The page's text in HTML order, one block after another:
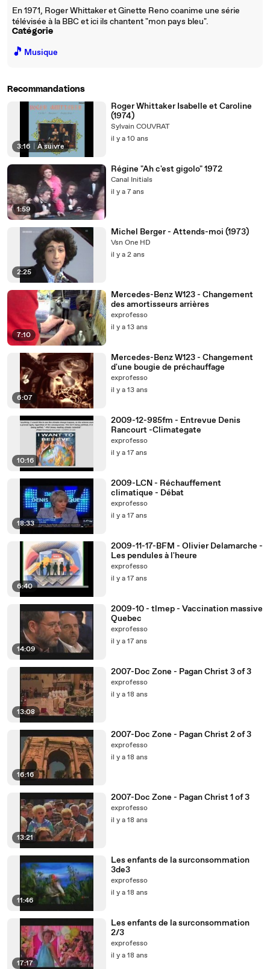
En 1971, Roger Whittaker et Ginette Reno coanime une série
télévisée à la BBC et ici ils chantent "mon pays bleu".
Catégorie
🎵 Musique
Recommandations
3:16 À suivre
Roger Whittaker Isabelle et Caroline
(1974)
Sylvain COUVRAT
il y a 10 ans
1:59
Régine "Ah c'est gigolo" 1972
Canal Initials
il y a 7 ans
2:25
Michel Berger - Attends-moi (1973)
Vsn One HD
il y a 2 ans
7:10
Mercedes-Benz W123 - Changement
des amortisseurs arrières
exprofesso
il y a 13 ans
6:07
Mercedes-Benz W123 - Changement
d'une bougie de préchauffage
exprofesso
il y a 13 ans
10:16
2009-12-985fm - Entrevue Denis
Rancourt -Climategate
exprofesso
il y a 17 ans
18:33
2009-LCN - Réchauffement
climatique - Débat
exprofesso
il y a 17 ans
6:40
2009-11-17-BFM - Olivier Delamarche -
Les pendules à l'heure
exprofesso
il y a 17 ans
14:09
2009-10 - tlmep - Vaccination massive
Quebec
exprofesso
il y a 17 ans
13:08
2007-Doc Zone - Pagan Christ 3 of 3
exprofesso
il y a 18 ans
16:16
2007-Doc Zone - Pagan Christ 2 of 3
exprofesso
il y a 18 ans
13:21
2007-Doc Zone - Pagan Christ 1 of 3
exprofesso
il y a 18 ans
11:46
Les enfants de la surconsommation
3de3
exprofesso
il y a 18 ans
17:17
Les enfants de la surconsommation
2/3
exprofesso
il y a 18 ans